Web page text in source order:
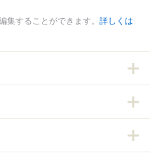
集することができます。 詳しくは